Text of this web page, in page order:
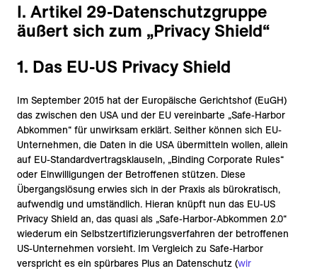
I. Artikel 29-Datenschutzgruppe
äußert sich zum „Privacy Shield“
1. Das EU-US Privacy Shield
Im September 2015 hat der Europäische Gerichtshof (EuGH)
das zwischen den USA und der EU vereinbarte „Safe-Harbor
Abkommen“ für unwirksam erklärt. Seither können sich EU-
Unternehmen, die Daten in die USA übermitteln wollen, allein
auf EU-Standardvertragsklauseln, „Binding Corporate Rules“
oder Einwilligungen der Betroffenen stützen. Diese
Übergangslösung erwies sich in der Praxis als bürokratisch,
aufwendig und umständlich. Hieran knüpft nun das EU-US
Privacy Shield an, das quasi als „Safe-Harbor-Abkommen 2.0“
wiederum ein Selbstzertifizierungsverfahren der betroffenen
US-Unternehmen vorsieht. Im Vergleich zu Safe-Harbor
verspricht es ein spürbares Plus an Datenschutz (wir